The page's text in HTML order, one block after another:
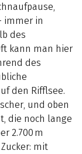
immer in
des
kann man hier
des
den Rifflsee.
und oben
die noch lange
2.700 m
mit